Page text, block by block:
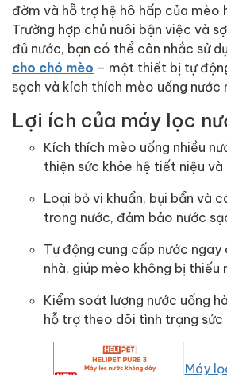
đờm và hỗ trợ hệ hô hấp của mèo
Trường hợp chủ nuôi bận việc và
đủ nước, bạn có thể cân nhắc sử
cho chó mèo – một thiết bị tự
sạch và kích thích mèo uống nước
Lợi ích của máy lọc
Kích thích mèo uống nhiều
thiện sức khỏe hệ tiết niệu và
Loại bỏ vi khuẩn, bụi bẩn và
trong nước, đảm bảo nước
Tự động cung cấp nước ngay
nhà, giúp mèo không bị thiếu
Kiểm soát lượng nước uống
hỗ trợ theo dõi tình trạng sức
Máy